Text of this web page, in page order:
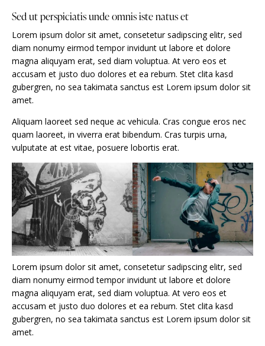
Sed ut perspiciatis unde omnis iste natus et
Lorem ipsum dolor sit amet, consetetur sadipscing elitr, sed
diam nonumy eirmod tempor invidunt ut labore et dolore
magna aliquyam erat, sed diam voluptua. At vero eos et
accusam et justo duo dolores et ea rebum. Stet clita kasd
gubergren, no sea takimata sanctus est Lorem ipsum dolor sit
amet.
Aliquam laoreet sed neque ac vehicula. Cras congue eros nec
quam laoreet, in viverra erat bibendum. Cras turpis urna,
vulputate at est vitae, posuere lobortis erat.
Lorem ipsum dolor sit amet, consetetur sadipscing elitr, sed
diam nonumy eirmod tempor invidunt ut labore et dolore
magna aliquyam erat, sed diam voluptua. At vero eos et
accusam et justo duo dolores et ea rebum. Stet clita kasd
gubergren, no sea takimata sanctus est Lorem ipsum dolor sit
amet.